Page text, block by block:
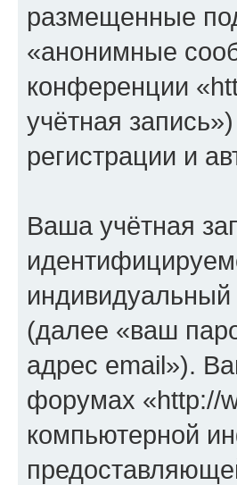
размещенные
«анонимные
конференции
учётная
регистрации и
Ваша учётная
(далее «ваш
адрес email»).
форумах «http://
компьютерной